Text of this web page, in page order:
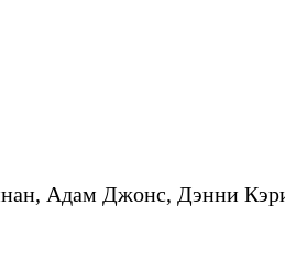
Адам Джонс, Дэнни